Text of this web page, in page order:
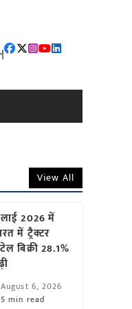
View All
2026 में
में ट्रैक्टर
बिक्री 28.1%
August 6, 2026
5 min read